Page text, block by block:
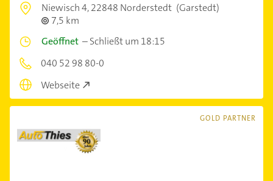
Niewisch 4,22848 Norderstedt (Garstedt)
7,5 km
Geöffnet –Schließt um 18:15
040 52 98 80-0
Webseite
GOLD PARTNER